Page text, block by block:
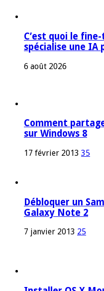
C’est quoi le
spécialise une IA
6 août 2026
Comment
sur Windows 8
17 février 2013 35
Débloquer un
Galaxy Note 2
7 janvier 2013 25